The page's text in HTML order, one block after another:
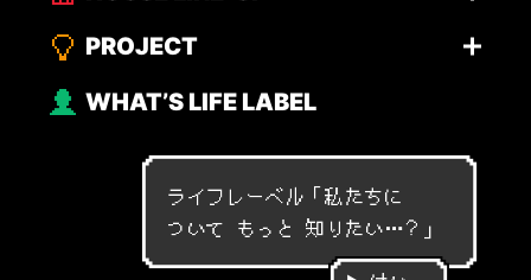
PROJECT
WHAT’S LIFE LABEL
ライフレーベル「私 たちに
つ いて も っ と 知 り た い…？ 」